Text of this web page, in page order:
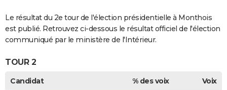
COPAINS D'AVANT
S'inscrire
Se connecter
Lycées
Collèges
Primaires
Universités
Entreprises
Service militaire
Avis de recherche
AVIS DE DÉCÈS
FORUM
Bricolage
Culture
Television
Voyage
Le résultat du 2e tour de l'élection présidentielle à Monthois
est publié. Retrouvez ci-dessous le résultat officiel de l'élection
communiqué par le ministère de l'Intérieur.
TOUR 2
Candidat % des voix
Voix